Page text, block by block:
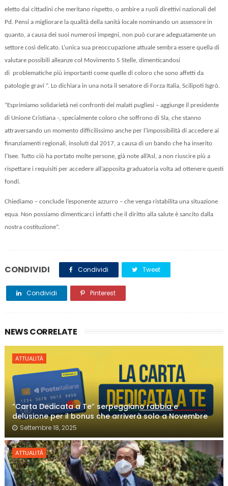
eletto dai cittadini che meritano rispetto, o ambire a ruoli direttivi nazionali del
Pd. Pensi a migliorare la qualità della sanità locale nominando un assessore in
quanto, a causa dei suoi numerosi impegni, non può curare adeguatamente un
settore così delicato. L’unica sua preoccupazione attuale sembra essere quella di
valutare possibili alleanze col Movimento 5 Stelle, dimenticandosi
di problematiche più importanti come quelle di coloro che sono affetti da
patologie gravi ”. Lo dichiara in una nota il senatore di Forza Italia, Scilipoti Isgrò.
“Esprimiamo solidarietà nei confronti dei malati pugliesi – aggiunge il presidente
di Unione Cristiana -, specialmente coloro che soffrono di Sla, che stanno
attraversando un momento difficilissimo anche per l’impossibilità di accedere ai
finanziamenti regionali, insoluti dal 2017, a causa di un bando che ha inserito
l’Isee. Tutto ciò ha portato molte persone, già note all’Asl, a non riuscire più a
rispettare i requisiti per accedere all’apposita graduatoria volta ad ottenere questi
fondi.
Chiediamo – conclude l’esponente azzurro – che venga ristabilita una situazione
equa. Non possiamo dimenticarci infatti che il diritto alla salute è sancito dalla
nostra costituzione”.
CONDIVIDI Condividi Tweet
Condividi Pinterest
NEWS CORRELATE
ATTUALITÀ
“Carta Dedicata a Te” serpeggiano rabbia e
delusione per il bonus che arriverà solo a Novembre
Settembre 18, 2025
ATTUALITÀ